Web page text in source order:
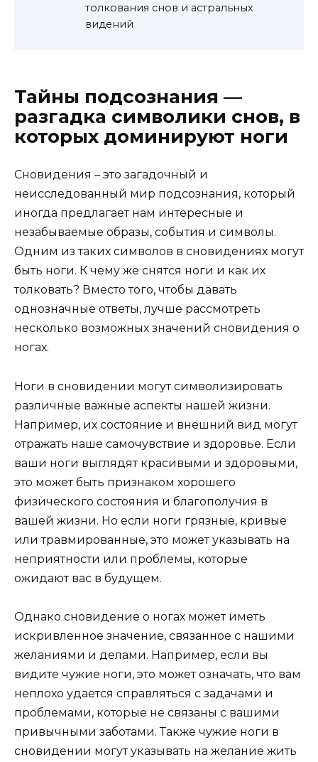
толкования снов и астральных
видений
Тайны подсознания —
разгадка символики снов, в
которых доминируют ноги
Сновидения – это загадочный и
неисследованный мир подсознания, который
иногда предлагает нам интересные и
незабываемые образы, события и символы.
Одним из таких символов в сновидениях могут
быть ноги. К чему же снятся ноги и как их
толковать? Вместо того, чтобы давать
однозначные ответы, лучше рассмотреть
несколько возможных значений сновидения о
ногах.
Ноги в сновидении могут символизировать
различные важные аспекты нашей жизни.
Например, их состояние и внешний вид могут
отражать наше самочувствие и здоровье. Если
ваши ноги выглядят красивыми и здоровыми,
это может быть признаком хорошего
физического состояния и благополучия в
вашей жизни. Но если ноги грязные, кривые
или травмированные, это может указывать на
неприятности или проблемы, которые
ожидают вас в будущем.
Однако сновидение о ногах может иметь
искривленное значение, связанное с нашими
желаниями и делами. Например, если вы
видите чужие ноги, это может означать, что вам
неплохо удается справляться с задачами и
проблемами, которые не связаны с вашими
привычными заботами. Также чужие ноги в
сновидении могут указывать на желание жить